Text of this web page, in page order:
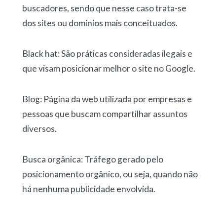
buscadores, sendo que nesse caso trata-se
dos sites ou domínios mais conceituados.
Black hat: São práticas consideradas ilegais e
que visam posicionar melhor o site no Google.
Blog: Página da web utilizada por empresas e
pessoas que buscam compartilhar assuntos
diversos.
Busca orgânica: Tráfego gerado pelo
posicionamento orgânico, ou seja, quando não
há nenhuma publicidade envolvida.